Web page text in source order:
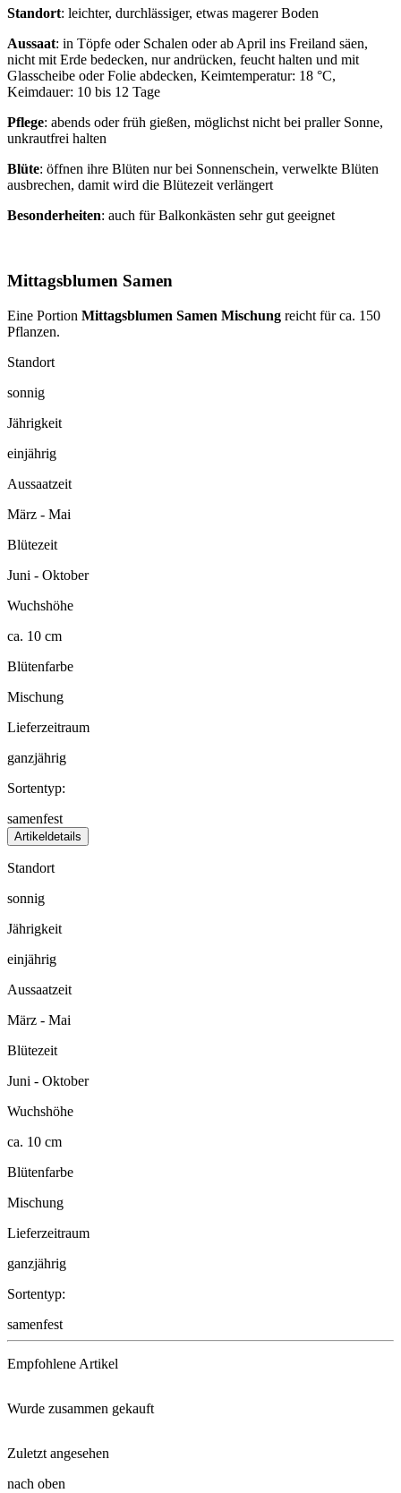
Standort: leichter, durchlässiger, etwas magerer Boden
Aussaat: in Töpfe oder Schalen oder ab April ins Freiland säen,
nicht mit Erde bedecken, nur andrücken, feucht halten und mit
Glasscheibe oder Folie abdecken, Keimtemperatur: 18 °C,
Keimdauer: 10 bis 12 Tage
Pflege: abends oder früh gießen, möglichst nicht bei praller Sonne,
unkrautfrei halten
Blüte: öffnen ihre Blüten nur bei Sonnenschein, verwelkte Blüten
ausbrechen, damit wird die Blütezeit verlängert
Besonderheiten: auch für Balkonkästen sehr gut geeignet
Mittagsblumen Samen
Eine Portion Mittagsblumen Samen Mischung reicht für ca. 150
Pflanzen.
Standort
sonnig
Jährigkeit
einjährig
Aussaatzeit
März - Mai
Blütezeit
Juni - Oktober
Wuchshöhe
ca. 10 cm
Blütenfarbe
Mischung
Lieferzeitraum
ganzjährig
Sortentyp:
samenfest
Artikeldetails
Standort
sonnig
Jährigkeit
einjährig
Aussaatzeit
März - Mai
Blütezeit
Juni - Oktober
Wuchshöhe
ca. 10 cm
Blütenfarbe
Mischung
Lieferzeitraum
ganzjährig
Sortentyp:
samenfest
Empfohlene Artikel
Wurde zusammen gekauft
Zuletzt angesehen
nach oben